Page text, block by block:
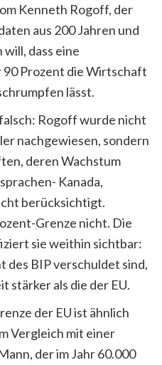
Kenneth Rogoff, der
aus 200 Jahren und
dass eine
Prozent die Wirtschaft
lässt.
Rogoff wurde nicht
nachgewiesen, sondern
deren Wachstum
­Kanada,
berücksichtigt.
Grenze nicht. Die
sie weithin sichtbar:
des BIP verschuldet sind,
stärker als die der EU.
der EU ist ähnlich
Vergleich mit einer
der im Jahr 60.000